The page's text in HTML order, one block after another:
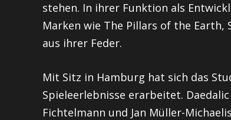
stehen. In ihrer Funktion als
Marken wie The Pillars of the Earth,
aus ihrer Feder.
Mit Sitz in Hamburg hat sich das
Spieleerlebnisse erarbeitet.
Fichtelmann und Jan Müller-